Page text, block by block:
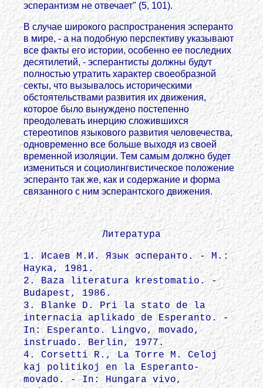
эсперантизм не отвечает" (5, 101).
В случае широкого распространения эсперанто
в мире, - а на подобную перспективу указывают
все факты его истории, особенно ее последних
десятилетий, - эсперантисты должны будут
полностью утратить характер своеобразной
секты, что вызывалось историческими
обстоятельствами развития их движения,
которое было вынуждено постепенно
преодолевать инерцию сложившихся
стереотипов языкового развития человечества,
одновременно все больше выходя из своей
временной изоляции. Тем самым должно будет
измениться и социолингвистическое положение
эсперанто так же, как и содержание и форма
связанного с ним эсперантского движения.
Литература
1. Исаев М.И. Язык эсперанто. - М.:
Наука, 1981.
2. Baza literatura krestomatio. -
Budapest, 1986.
3. Blanke D. Pri la stato de la
internacia aplikado de Esperanto. -
In: Esperanto. Lingvo, movado,
instruado. Berlin, 1977.
4. Corsetti R., La Torre M. Celoj
kaj politikoj en la Esperanto-
movado. - In: Hungara vivo,